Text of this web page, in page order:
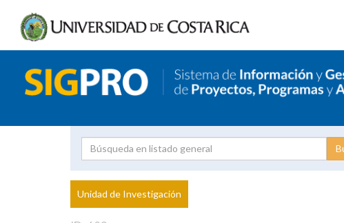
Proyecto
Investigador
Unidad de Investigación